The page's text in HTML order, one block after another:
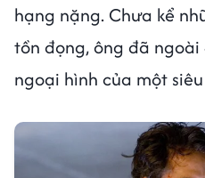
hạng nặng. Chưa kể
tồn đọng, ông đã
ngoại hình của một